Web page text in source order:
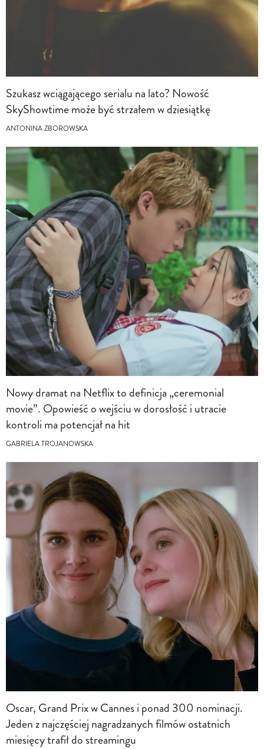
Szukasz wciągającego serialu na lato? Nowość
SkyShowtime może być strzałem w dziesiątkę
ANTONINA ZBOROWSKA
Nowy dramat na Netflix to definicja „ceremonial
movie”. Opowieść o wejściu w dorosłość i utracie
kontroli ma potencjał na hit
GABRIELA TROJANOWSKA
Oscar, Grand Prix w Cannes i ponad 300 nominacji.
Jeden z najczęściej nagradzanych filmów ostatnich
miesięcy trafił do streamingu